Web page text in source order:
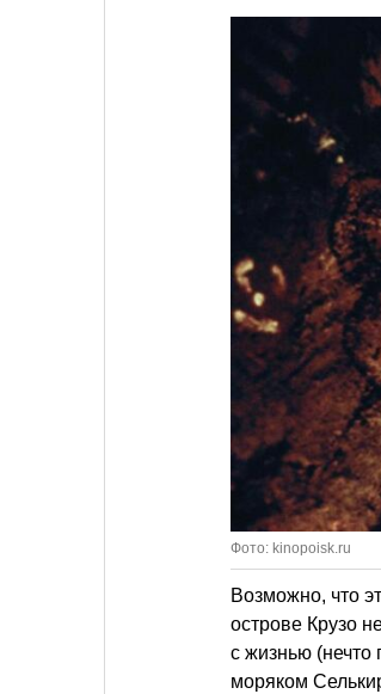
Фото: kinopoisk.ru
Возможно, что
острове Крузо
с жизнью (нечто
моряком